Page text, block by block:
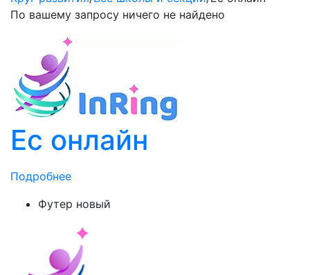
По вашему запросу ничего не найдено
Ес онлайн
Подробнее
Футер новый